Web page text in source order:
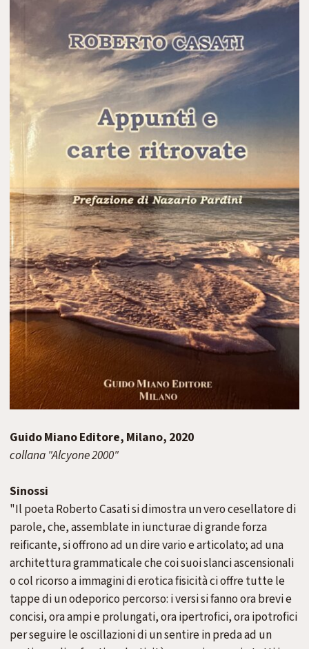
Guido Miano Editore, Milano, 2020
collana "Alcyone 2000"
Sinossi
"Il poeta Roberto Casati si dimostra un vero cesellatore di
parole, che, assemblate in iuncturae di grande forza
reificante, si offrono ad un dire vario e articolato; ad una
architettura grammaticale che coi suoi slanci ascensionali
o col ricorso a immagini di erotica fisicità ci offre tutte le
tappe di un odeporico percorso: i versi si fanno ora brevi e
concisi, ora ampi e prolungati, ora ipertrofici, ora ipotrofici
per seguire le oscillazioni di un sentire in preda ad un